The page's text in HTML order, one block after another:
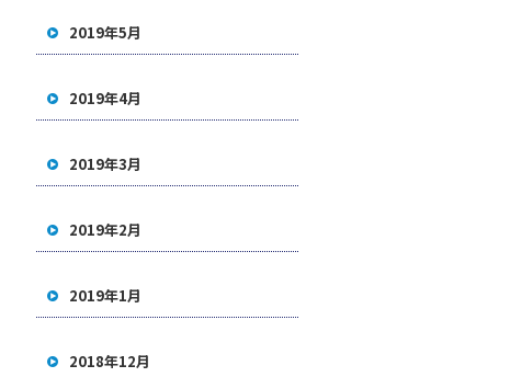
2019年5月
2019年4月
2019年3月
2019年2月
2019年1月
2018年12月